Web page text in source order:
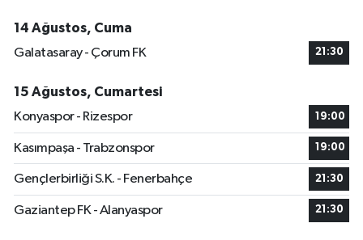
14 Ağustos, Cuma
Galatasaray - Çorum FK
21:30
15 Ağustos, Cumartesi
Konyaspor - Rizespor
19:00
Kasımpaşa - Trabzonspor 19:00
Gençlerbirliği S.K. - Fenerbahçe 21:30
Gaziantep FK - Alanyaspor 21:30